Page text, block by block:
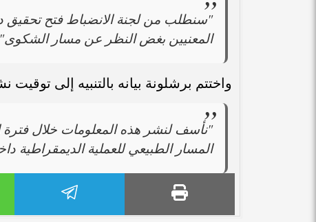
"سنطلب من لجنة الانضباط فتح تحقيق
المعنيين بغض النظر عن مسار
واختتم برشلونة بيانه بالتنبيه إلى توقيت
"نأسف لنشر هذه المعلومات خلال فترة
المسار الطبيعي للعملية الديمقراطية